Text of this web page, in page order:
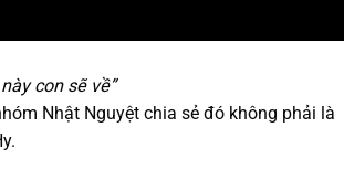
con sẽ về”
Nhật Nguyệt chia sẻ đó không phải là